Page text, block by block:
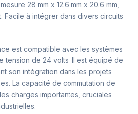
28 mm x 12.6 mm x 20.6 mm,
Facile à intégrer dans divers circuits
est compatible avec les systèmes
tension de 24 volts. Il est équipé de
son intégration dans les projets
La capacité de commutation de
charges importantes, cruciales